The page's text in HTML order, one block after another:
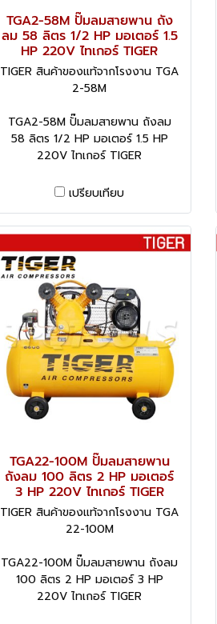
TGA2-58M ปั๊มลมสายพาน ถัง
ลม 58 ลิตร 1/2 HP มอเตอร์ 1.5
HP 220V ไทเกอร์ TIGER
TIGER สินค้าของแท้จากโรงงาน TGA
2-58M
TGA2-58M ปั๊มลมสายพาน ถังลม
58 ลิตร 1/2 HP มอเตอร์ 1.5 HP
220V ไทเกอร์ TIGER
เปรียบเทียบ
TGA22-100M ปั๊มลมสายพาน
ถังลม 100 ลิตร 2 HP มอเตอร์
3 HP 220V ไทเกอร์ TIGER
TIGER สินค้าของแท้จากโรงงาน TGA
22-100M
TGA22-100M ปั๊มลมสายพาน ถังลม
100 ลิตร 2 HP มอเตอร์ 3 HP
220V ไทเกอร์ TIGER